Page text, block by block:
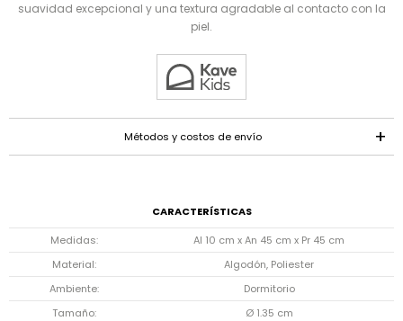
suavidad excepcional y una textura agradable al contacto con la
piel.
Métodos y costos de envío
CARACTERÍSTICAS
Medidas
Al 10 cm x An 45 cm x Pr 45 cm
Material
Algodón, Poliester
Ambiente
Dormitorio
Tamaño
Ø 1.35 cm